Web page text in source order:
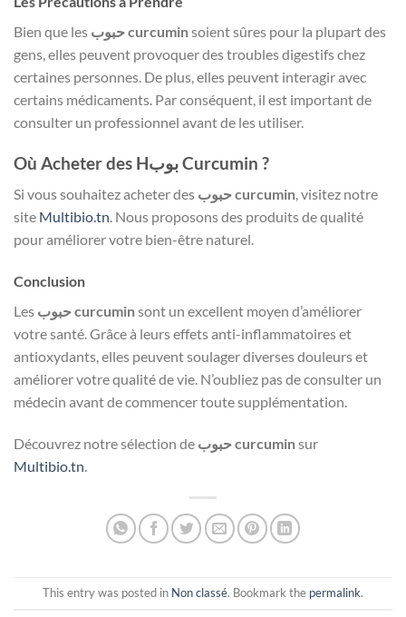
Bien que les
حبوب curcuminsoient sûres pour la plupart des
gens, elles peuvent provoquer des troubles digestifs chez
certaines personnes. De plus, elles peuvent interagir avec
certains médicaments. Par conséquent, il est important de
consulter un professionnel avant de les utiliser.
Où Acheter des Hبوب Curcumin ?
Si vous souhaitez acheter des حبوب curcumin, visitez notre
site Multibio.tn. Nous proposons des produits de qualité
pour améliorer votre bien-être naturel.
Conclusion
Les
حبوب curcuminsont un excellent moyen d’améliorer
votre santé. Grâce à leurs effets anti-inflammatoires et
antioxydants, elles peuvent soulager diverses douleurs et
améliorer votre qualité de vie. N’oubliez pas de consulter un
médecin avant de commencer toute supplémentation.
Découvrez notre sélection de حبوب curcuminsur
Multibio.tn.
This entry was posted in Non classé. Bookmark the permalink.